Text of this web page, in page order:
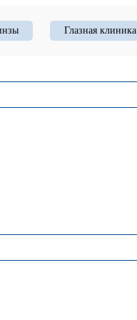
Глазная клиника